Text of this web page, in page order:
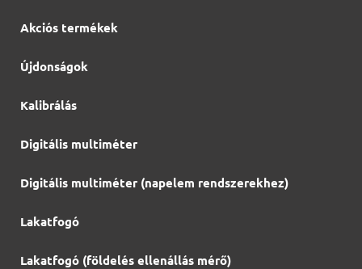
Akciós termékek
Újdonságok
Kalibrálás
Digitális multiméter
Digitális multiméter (napelem rendszerekhez)
Lakatfogó
Lakatfogó (földelés ellenállás mérő)